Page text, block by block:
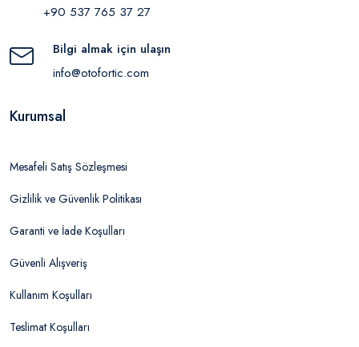
+90 537 765 37 27
Bilgi almak için ulaşın
info@otofortic.com
Kurumsal
Mesafeli Satış Sözleşmesi
Gizlilik ve Güvenlik Politikası
Garanti ve İade Koşulları
Güvenli Alışveriş
Kullanım Koşulları
Teslimat Koşulları